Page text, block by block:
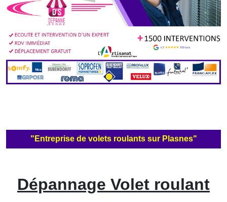
"Entreprise de volets roulants sur Plasnes"
Dépannage Volet roulant